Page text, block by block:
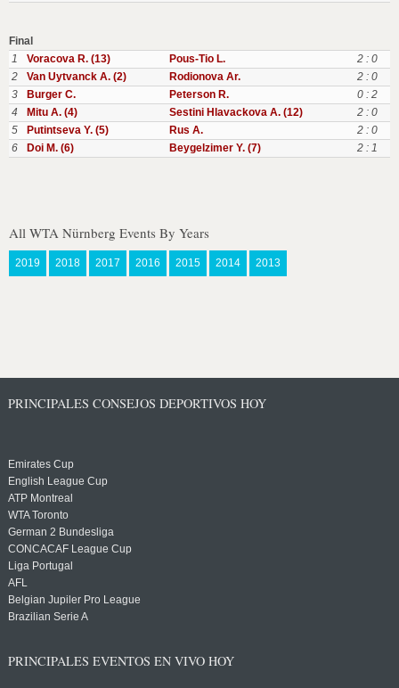
Final
1
Voracova R. (13) Pous-Tio L.
2 : 0
2
Van Uytvanck A. (2) Rodionova Ar.
2 : 0
3
Burger C. Peterson R.
0 : 2
4
Mitu A. (4) Sestini Hlavackova A. (12)
2 : 0
5
Putintseva Y. (5) Rus A.
2 : 0
6
Doi M. (6) Beygelzimer Y. (7) 2 : 1
All WTA Nürnberg Events By Years
2019 2018 2017 2016 2015 2014 2013
PRINCIPALES CONSEJOS DEPORTIVOS HOY
Emirates Cup
English League Cup
ATP Montreal
WTA Toronto
German 2 Bundesliga
CONCACAF League Cup
Liga Portugal
AFL
Belgian Jupiler Pro League
Brazilian Serie A
PRINCIPALES EVENTOS EN VIVO HOY